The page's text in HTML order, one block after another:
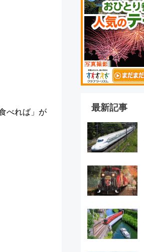
べれば」が
最新記事